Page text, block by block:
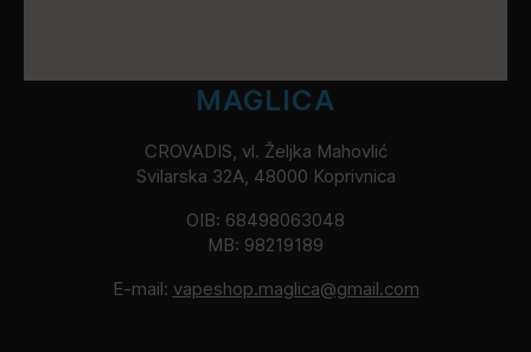
MAGLICA
CROVADIS, vl. Željka Mahovlić
Svilarska 32A, 48000 Koprivnica
OIB: 68498063048
MB: 98219189
E-mail: vapeshop.maglica@gmail.com